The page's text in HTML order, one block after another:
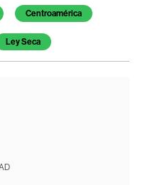
Centroamérica
Ley Seca